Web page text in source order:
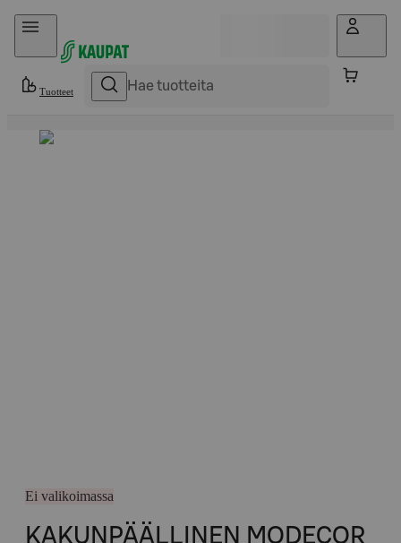
Hyppää sisältöön
Tuotteet
Ei valikoimassa
KAKUNPÄÄLLINEN MODECOR